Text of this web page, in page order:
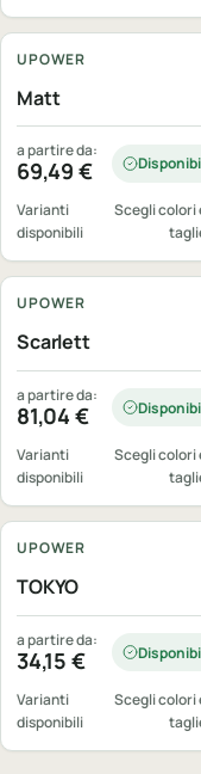
UPOWER
Matt
a partire da:
69,49 €
Varianti
disponibili
Scegli colori
UPOWER
Scarlett
a partire da:
81,04 €
Varianti
disponibili
Scegli colori
UPOWER
TOKYO
a partire da:
34,15 €
Varianti
disponibili
Scegli colori